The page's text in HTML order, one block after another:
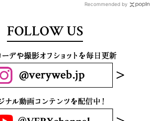
Recommended by
FOLLOW US